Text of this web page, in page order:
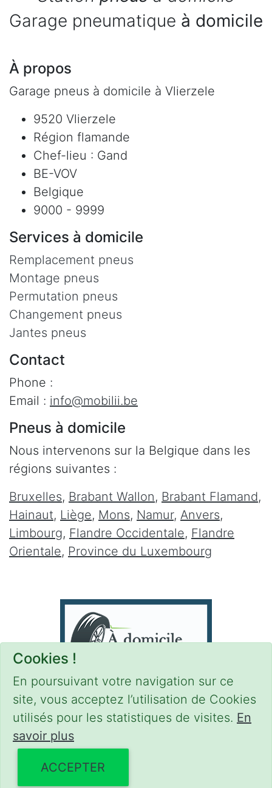
Cookies !
En poursuivant votre navigation sur ce
site, vous acceptez l’utilisation de Cookies
utilisés pour les statistiques de visites. En
savoir plus
ACCEPTER
Garage pneumatique à domicile
À propos
Garage pneus à domicile à Vlierzele
9520 Vlierzele
Région flamande
Chef-lieu : Gand
BE-VOV
Belgique
9000 - 9999
Services à domicile
Remplacement pneus
Montage pneus
Permutation pneus
Changement pneus
Jantes pneus
Contact
Phone :
Email : info@mobilii.be
Pneus à domicile
Nous intervenons sur la Belgique dans les
régions suivantes :
Bruxelles, Brabant Wallon, Brabant Flamand,
Hainaut, Liège, Mons, Namur, Anvers,
Limbourg, Flandre Occidentale, Flandre
Orientale, Province du Luxembourg
CONDITIONS-
Powered by Euro Web Page